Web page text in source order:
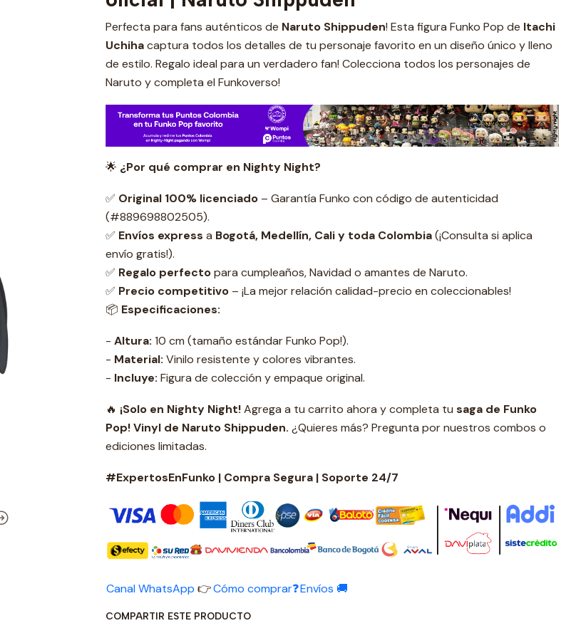
Perfecta para fans auténticos de Naruto Shippuden! Esta figura Funko Pop de Itachi
Uchihacaptura todos los detalles de tu personaje favorito en un diseño único y lleno
de estilo. Regalo ideal para un verdadero fan! Colecciona todos los personajes de
Naruto y completa el Funkoverso!
🌟 ¿Por qué comprar en Nighty Night?
✅ Original 100% licenciado – Garantía Funko con código de autenticidad
(#889698802505).
✅ Envíos express a Bogotá, Medellín, Cali y toda Colombia(¡Consulta si aplica
envío gratis!).
✅ Regalo perfectopara cumpleaños, Navidad o amantes de Naruto.
✅ Precio competitivo – ¡La mejor relación calidad-precio en coleccionables!
📦 Especificaciones:
- Altura: 10 cm (tamaño estándar Funko Pop!).
- Material: Vinilo resistente y colores vibrantes.
- Incluye: Figura de colección y empaque original.
🔥 ¡Solo en Nighty Night!Agrega a tu carrito ahora y completa tu saga de Funko
Pop! Vinyl de Naruto Shippuden. ¿Quieres más? Pregunta por nuestros combos o
ediciones limitadas.
#ExpertosEnFunko | Compra Segura | Soporte 24/7
Canal WhatsApp 👉Cómo comprar❓Envíos 🚚
COMPARTIR ESTE PRODUCTO